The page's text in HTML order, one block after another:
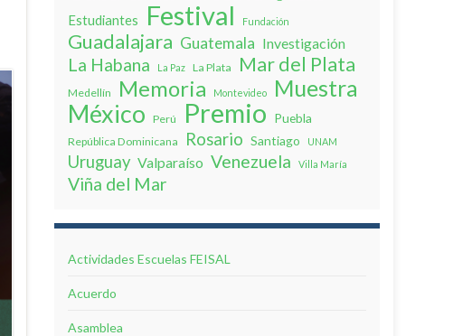
Estudiantes Festival Fundación
Guadalajara Guatemala Investigación
La Habana La Paz La Plata Mar del Plata
Medellín Memoria Montevideo Muestra
México Perú Premio Puebla
República Dominicana Rosario Santiago UNAM
Uruguay Valparaíso Venezuela Villa Marí­a
Viña del Mar
Actividades Escuelas FEISAL
Acuerdo
Asamblea